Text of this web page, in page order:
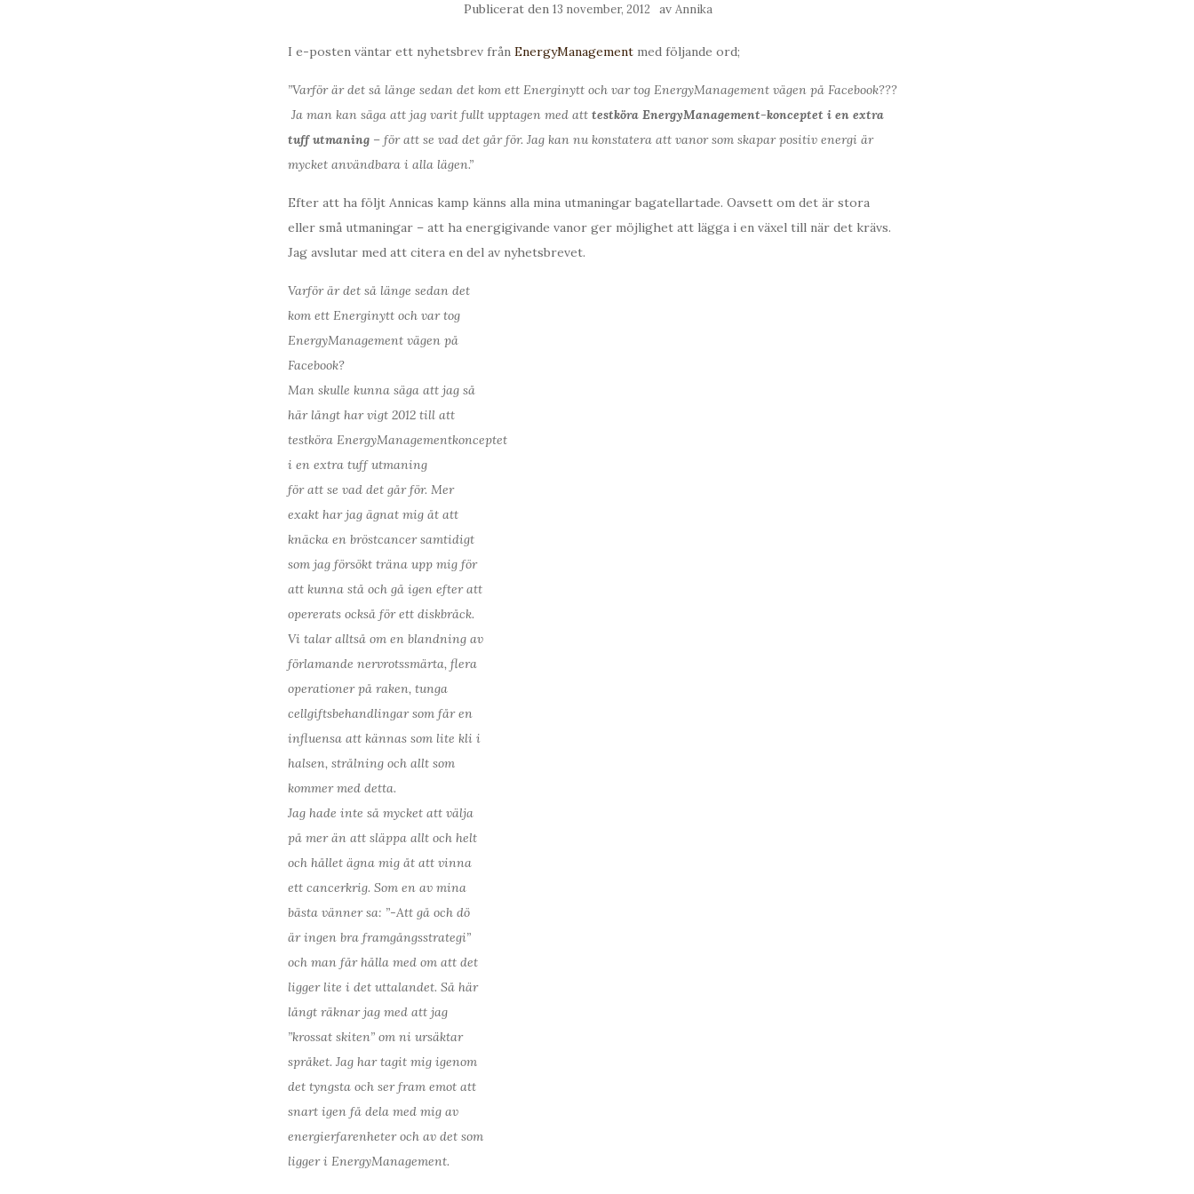
Publicerat den 13 november, 2012 av Annika
I e-posten väntar ett nyhetsbrev frånEnergyManagementmed följande ord;
”Varför är det så länge sedan det kom ett Energinytt och var tog EnergyManagement vägen på Facebook???
Ja man kan säga att jag varit fullt upptagen med att testköra EnergyManagement-konceptet i en extra
tuff utmaning– för att se vad det går för. Jag kan nu konstatera att vanor som skapar positiv energi är
mycket användbara i alla lägen.”
Efter att ha följt Annicas kamp känns alla mina utmaningar bagatellartade. Oavsett om det är stora
eller små utmaningar – att ha energigivande vanor ger möjlighet att lägga i en växel till när det krävs.
Jag avslutar med att citera en del av nyhetsbrevet.
Varför är det så länge sedan det
kom ett Energinytt och var tog
EnergyManagement vägen på
Facebook?
Man skulle kunna säga att jag så
här långt har vigt 2012 till att
testköra EnergyManagementkonceptet
i en extra tuff utmaning
för att se vad det går för. Mer
exakt har jag ägnat mig åt att
knäcka en bröstcancer samtidigt
som jag försökt träna upp mig för
att kunna stå och gå igen efter att
opererats också för ett diskbråck.
Vi talar alltså om en blandning av
förlamande nervrotssmärta, flera
operationer på raken, tunga
cellgiftsbehandlingar som får en
influensa att kännas som lite kli i
halsen, strålning och allt som
kommer med detta.
Jag hade inte så mycket att välja
på mer än att släppa allt och helt
och hållet ägna mig åt att vinna
ett cancerkrig. Som en av mina
bästa vänner sa: ”-Att gå och dö
är ingen bra framgångsstrategi”
och man får hålla med om att det
ligger lite i det uttalandet. Så här
långt räknar jag med att jag
”krossat skiten” om ni ursäktar
språket. Jag har tagit mig igenom
det tyngsta och ser fram emot att
snart igen få dela med mig av
energierfarenheter och av det som
ligger i EnergyManagement.